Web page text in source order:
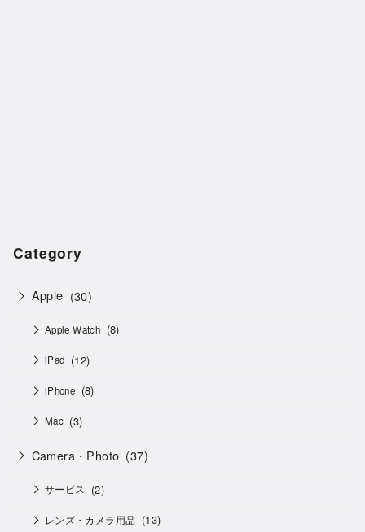
Category
Apple (30)
Apple Watch (8)
iPad (12)
iPhone (8)
Mac (3)
Camera・Photo (37)
サービス (2)
レンズ・カメラ用品 (13)